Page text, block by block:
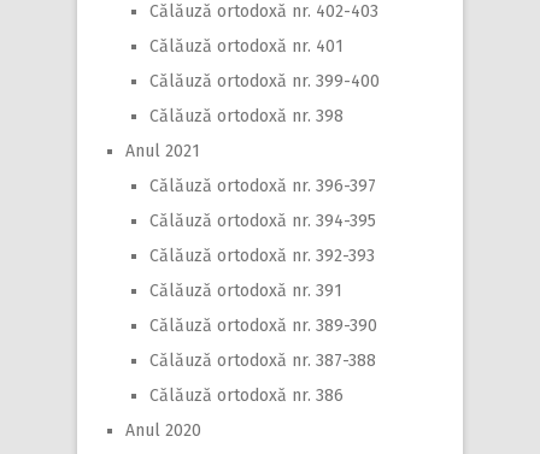
Călăuză ortodoxă nr. 402-403
Călăuză ortodoxă nr. 401
Călăuză ortodoxă nr. 399-400
Călăuză ortodoxă nr. 398
Anul 2021
Călăuză ortodoxă nr. 396-397
Călăuză ortodoxă nr. 394-395
Călăuză ortodoxă nr. 392-393
Călăuză ortodoxă nr. 391
Călăuză ortodoxă nr. 389-390
Călăuză ortodoxă nr. 387-388
Călăuză ortodoxă nr. 386
Anul 2020